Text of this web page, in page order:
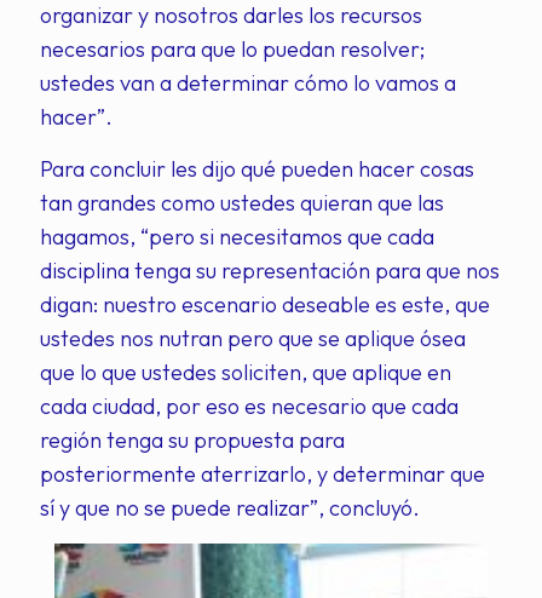
organizar y nosotros darles los recursos
necesarios para que lo puedan resolver;
ustedes van a determinar cómo lo vamos a
hacer”.
Para concluir les dijo qué pueden hacer cosas
tan grandes como ustedes quieran que las
hagamos, “pero si necesitamos que cada
disciplina tenga su representación para que nos
digan: nuestro escenario deseable es este, que
ustedes nos nutran pero que se aplique ósea
que lo que ustedes soliciten, que aplique en
cada ciudad, por eso es necesario que cada
región tenga su propuesta para
posteriormente aterrizarlo, y determinar que
sí y que no se puede realizar”, concluyó.